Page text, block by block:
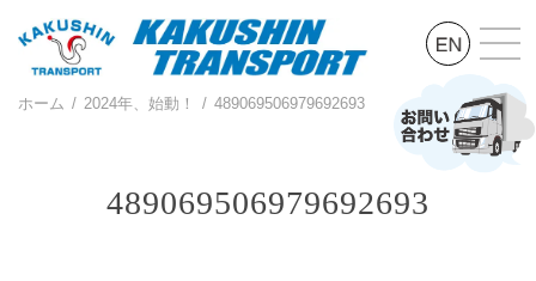
ホーム 2024年、始動！ 489069506979692693
489069506979692693